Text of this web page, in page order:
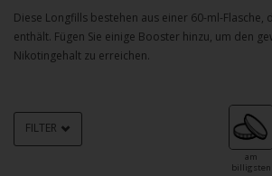
Diese Longfills bestehen aus einer 60-ml-Flasche,
enthält. Fügen Sie einige Booster hinzu, um den
Nikotingehalt zu erreichen.
am
billigsten
FILTER